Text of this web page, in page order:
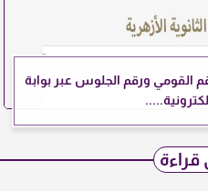
الأزهرية 2026 بالرقم القومي ورقم الجلوس عبر بوابة
قراءة